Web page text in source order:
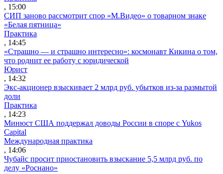
, 15:00
СИП заново рассмотрит спор «М.Видео» о товарном знаке
«Белая пятница»
Практика
, 14:45
«Страшно — и страшно интересно»: космонавт Кикина о том,
что роднит ее работу с юридической
Юрист
, 14:32
Экс-акционер взыскивает 2 млрд руб. убытков из-за размытой
доли
Практика
, 14:23
Минюст США поддержал доводы России в споре с Yukos
Capital
Международная практика
, 14:06
Чубайс просит приостановить взыскание 5,5 млрд руб. по
делу «Роснано»